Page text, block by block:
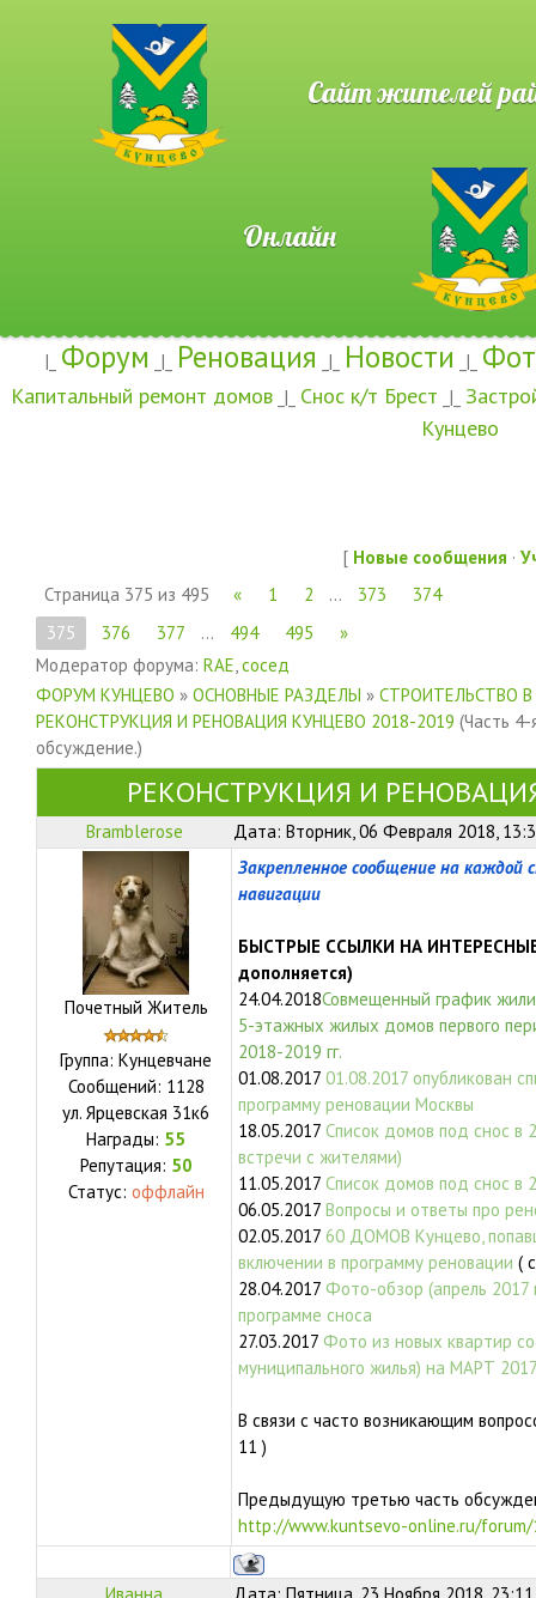
Сайт жителей
Онлайн
|_ Форум _|_ Реновация _|_ Новости _|_
Капитальный ремонт домов _|_ Снос к/т Брест _|_
Кунцево
[ Новые сообщения ·
Страница 375 из 495 « 1 2 … 373
374
375
376 377 … 494 495
»
Модератор форума: RAE,сосед
ФОРУМ КУНЦЕВО » ОСНОВНЫЕ РАЗДЕЛЫ » СТРОИТЕЛЬСТВО
РЕКОНСТРУКЦИЯ И РЕНОВАЦИЯ КУНЦЕВО 2018-2019 (Часть 4-
обсуждение.)
РЕКОНСТРУКЦИЯ И
Bramblerose Дата: Вторник, 06 Февраля 2018,
Почетный Житель
Группа: Кунцевчане
Сообщений: 1128
ул. Ярцевская 31к6
Награды: 55
Репутация: 50
Статус: оффлайн
Закрепленное сообщение на
навигации
БЫСТРЫЕ ССЫЛКИ НА
дополняется)
24.04.2018Совмещенный график
5-этажных жилых домов первого
2018-2019 гг.
01.08.2017 01.08.2017 опубликован
программу реновации Москвы
18.05.2017 Список домов под снос в
встречи с жителями)
11.05.2017 Список домов под снос в
06.05.2017 Вопросы и ответы про
02.05.2017 60 ДОМОВ Кунцево,
включении в программу реновации (
28.04.2017 Фото-обзор (апрель 2017
программе сноса
27.03.2017 Фото из новых квартир
муниципального жилья) на МАРТ
В связи с часто возникающим
11 )
Предыдущую третью часть
http://www.kuntsevo-online.ru/